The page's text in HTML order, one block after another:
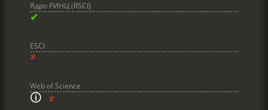
Ядро РИНЦ (RSCI)
✔
ESCI
✘
Web of Science
🛈✘